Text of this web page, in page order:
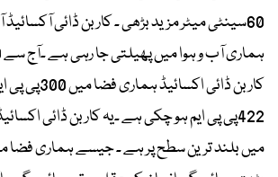
60سینٹی میٹر مزید بڑھی ۔ کاربن ڈائی
کاربن ڈائی
میں بلند ترین سطح پر ہے ۔ جیسے ہماری فضا